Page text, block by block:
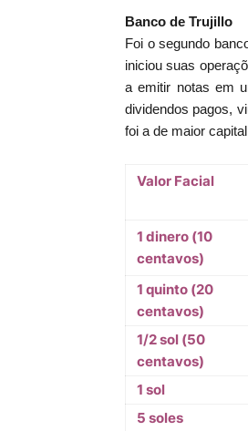
Banco de Trujillo
Foi o segundo
iniciou suas
a emitir notas em
dividendos pagos,
foi a de maior
Valor Facial
1 dinero (10
centavos)
1 quinto (20
centavos)
1/2 sol (50
centavos)
1 sol
5 soles